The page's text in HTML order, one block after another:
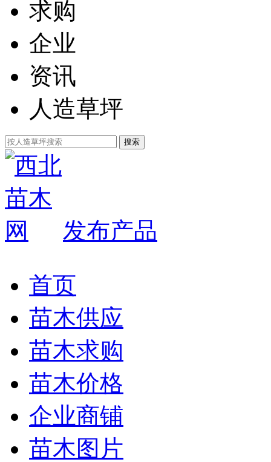
求购
企业
资讯
人造草坪
发布产品
首页
苗木供应
苗木求购
苗木价格
企业商铺
苗木图片